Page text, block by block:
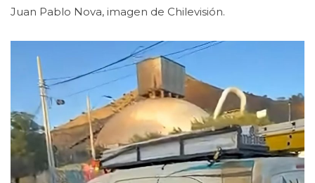
Juan Pablo Nova, imagen de Chilevisión.